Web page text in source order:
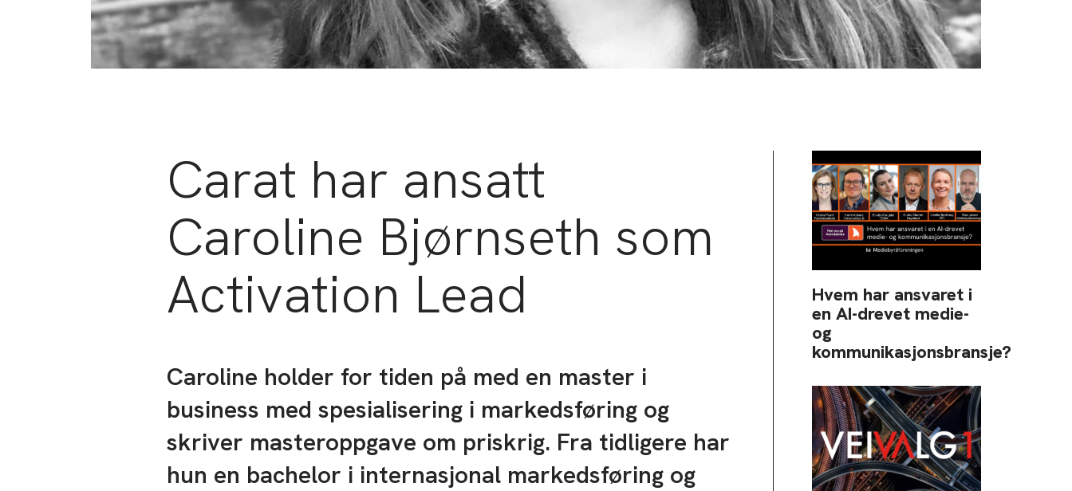
Carat har ansatt
Caroline Bjørnseth som
Activation Lead
Caroline holder for tiden på med en master i
business med spesialisering i markedsføring og
skriver masteroppgave om priskrig. Fra tidligere har
hun en bachelor i internasjonal markedsføring og
Hvem har ansvaret i
en AI-drevet medie-
og
kommunikasjonsbransje?